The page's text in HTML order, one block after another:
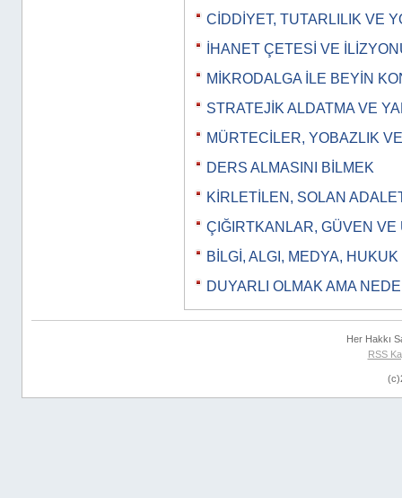
CİDDİYET, TUTARLILIK VE
İHANET ÇETESİ VE
MİKRODALGA İLE BEYİN
STRATEJİK ALDATMA VE
MÜRTECİLER, YOBAZLIK
DERS ALMASINI BİLMEK
KİRLETİLEN, SOLAN
ÇIĞIRTKANLAR, GÜVEN VE
BİLGİ, ALGI, MEDYA, HUKUK
DUYARLI OLMAK AMA
Her Hakkı
RSS